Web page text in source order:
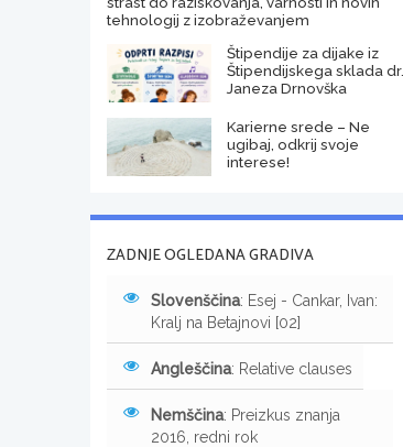
tehnologij z izobraževanjem
Štipendije za dijake iz
Štipendijskega sklada dr.
Janeza Drnovška
Karierne srede – Ne
ugibaj, odkrij svoje
interese!
ZADNJE OGLEDANA GRADIVA
Slovenščina: Esej - Cankar, Ivan:
Kralj na Betajnovi [02]
Angleščina: Relative clauses
Nemščina: Preizkus znanja
2016, redni rok